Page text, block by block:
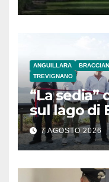
ANGUILLARA
TREVIGNANO
“La
sul lago di
7 AGOSTO 2026